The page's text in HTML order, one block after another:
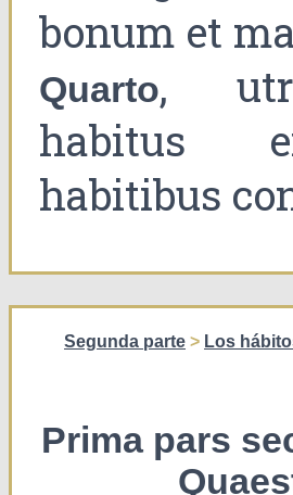
bonum et
Quarto,
habitus
habitibus
Segunda parte > Los
Prima pars